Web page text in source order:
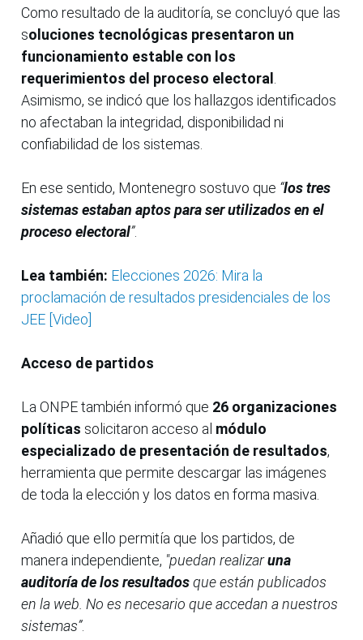
Como resultado de la auditoría, se concluyó que las
soluciones tecnológicas presentaron un
funcionamiento estable con los
requerimientos del proceso electoral
Asimismo, se indicó que los hallazgos identificados
no afectaban la integridad, disponibilidad ni
confiabilidad de los sistemas.
En ese sentido, Montenegro sostuvo que “los tres
sistemas estaban aptos para ser utilizados en el
proceso electoral”.
Lea también: Elecciones 2026: Mira la
proclamación de resultados presidenciales de los
JEE [Video]
Acceso de partidos
La ONPE también informó que 26 organizaciones
políticas solicitaron acceso al módulo
especializado de presentación de resultados,
herramienta que permite descargar las imágenes
de toda la elección y los datos en forma masiva.
Añadió que ello permitía que los partidos, de
manera independiente, "puedan realizaruna
auditoría de los resultadosque están publicados
en la web. No es necesario que accedan a nuestros
sistemas”.